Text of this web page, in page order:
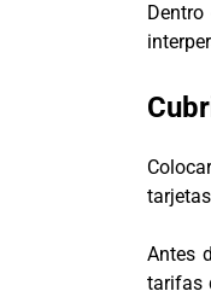
Antes
tarifas